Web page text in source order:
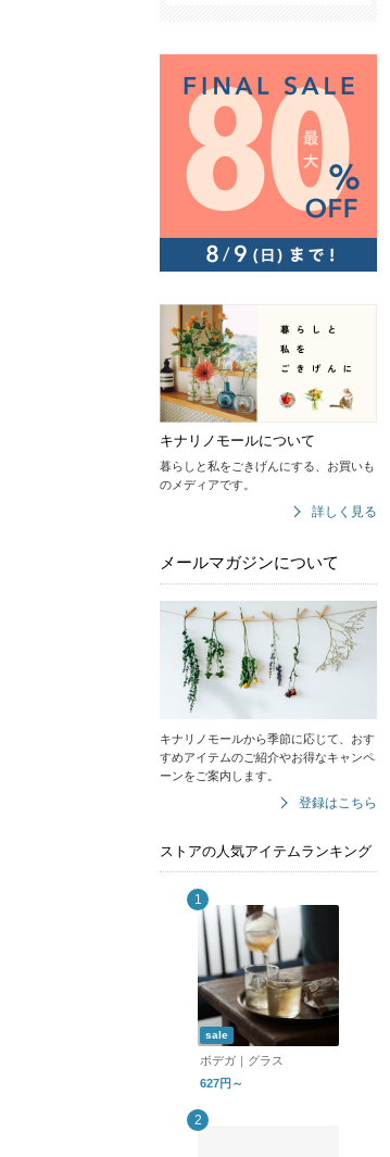
キナリノモールについて
暮らしと私をごきげんにする、お買いも
のメディアです。
詳しく見る
メールマガジンについて
キナリノモールから季節に応じて、おす
すめアイテムのご紹介やお得なキャンペ
ーンをご案内します。
登録はこちら
ストアの人気アイテムランキング
sale
ボデガ｜グラス
627円～